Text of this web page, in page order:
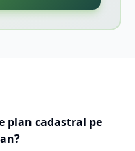
plan cadastral pe